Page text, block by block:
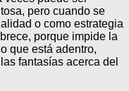
pero cuando se
o como estrategia
porque impide la
que está adentro,
fantasías acerca del